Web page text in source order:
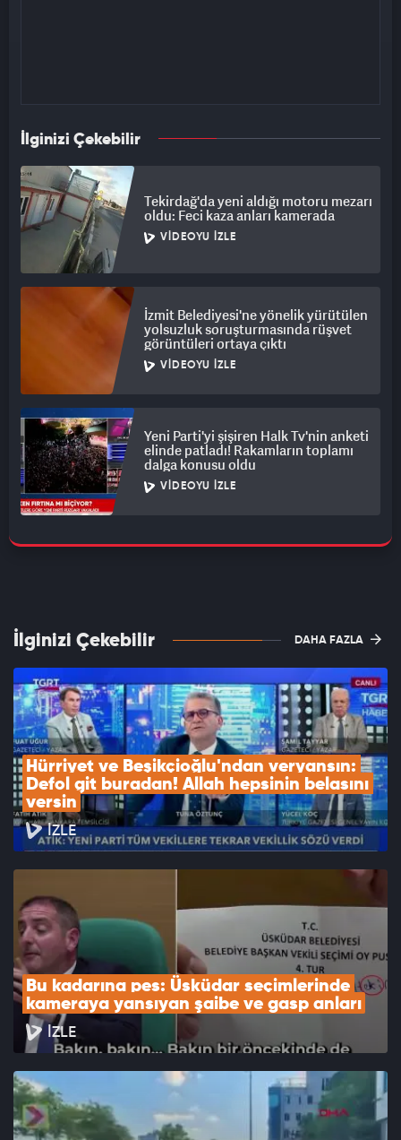
İlginizi Çekebilir
Tekirdağ'da yeni aldığı motoru mezarı
oldu: Feci kaza anları kamerada
VIDEOYU İZLE
İzmit Belediyesi'ne yönelik yürütülen
yolsuzluk soruşturmasında rüşvet
görüntüleri ortaya çıktı
VIDEOYU İZLE
Yeni Parti'yi şişiren Halk Tv'nin anketi
elinde patladı! Rakamların toplamı
dalga konusu oldu
VIDEOYU İZLE
İlginizi Çekebilir DAHA FAZLA
Hürriyet ve Beşikçioğlu'ndan veryansın:
Defol git buradan! Allah hepsinin belasını
versin
İZLE
Bu kadarına pes: Üsküdar seçimlerinde
kameraya yansıyan şaibe ve gasp anları
İZLE